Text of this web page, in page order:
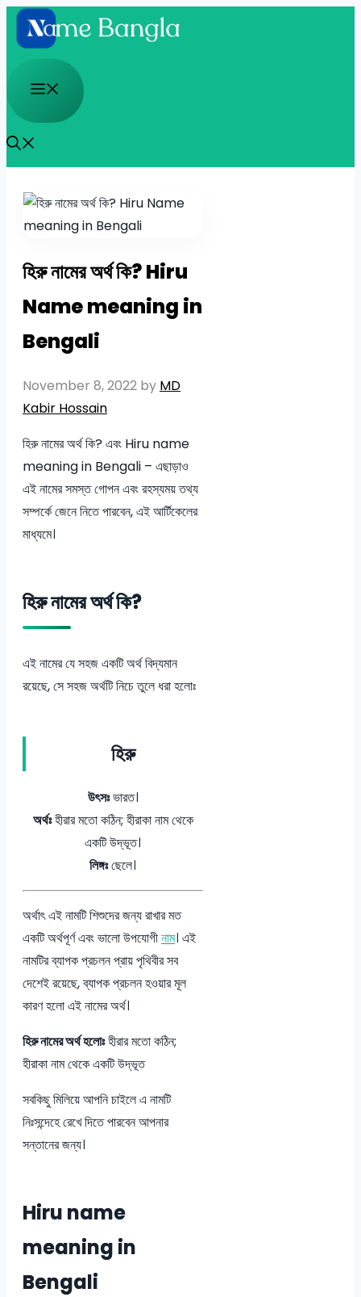
Skip
to
content
Menu
হিরু নামের অর্থ কি? Hiru
Name meaning in
Bengali
November 8, 2022 by MD
Kabir Hossain
হিরু নামের অর্থ কি? এবং Hiru name
meaning in Bengali – এছাড়াও
এই নামের সমস্ত গোপন এবং রহস্যময় তথ্য
সম্পর্কে জেনে নিতে পারবেন, এই আর্টিকেলের
মাধ্যমে।
হিরু নামের অর্থ কি?
এই নামের যে সহজ একটি অর্থ বিদ্যমান
রয়েছে, সে সহজ অর্থটি নিচে তুলে ধরা হলোঃ
হিরু
উৎসঃভারত।
অর্থঃহীরার মতো কঠিন; হীরাকা নাম থেকে
একটি উদ্ভূত।
লিঙ্গঃছেলে।
অর্থাৎ এই নামটি শিশুদের জন্য রাখার মত
একটি অর্থপূর্ণ এবং ভালো উপযোগীনাম। এই
নামটির ব্যাপক প্রচলন প্রায় পৃথিবীর সব
দেশেই রয়েছে, ব্যাপক প্রচলন হওয়ার মূল
কারণ হলো এই নামের অর্থ।
হিরু নামের অর্থ হলোঃহীরার মতো কঠিন;
হীরাকা নাম থেকে একটি উদ্ভূত
সবকিছু মিলিয়ে আপনি চাইলে এ নামটি
নিঃসন্দেহে রেখে দিতে পারবেন আপনার
সন্তানের জন্য।
Hiru name
meaning in
Bengali